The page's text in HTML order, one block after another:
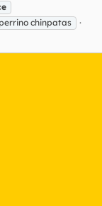
chinpatas